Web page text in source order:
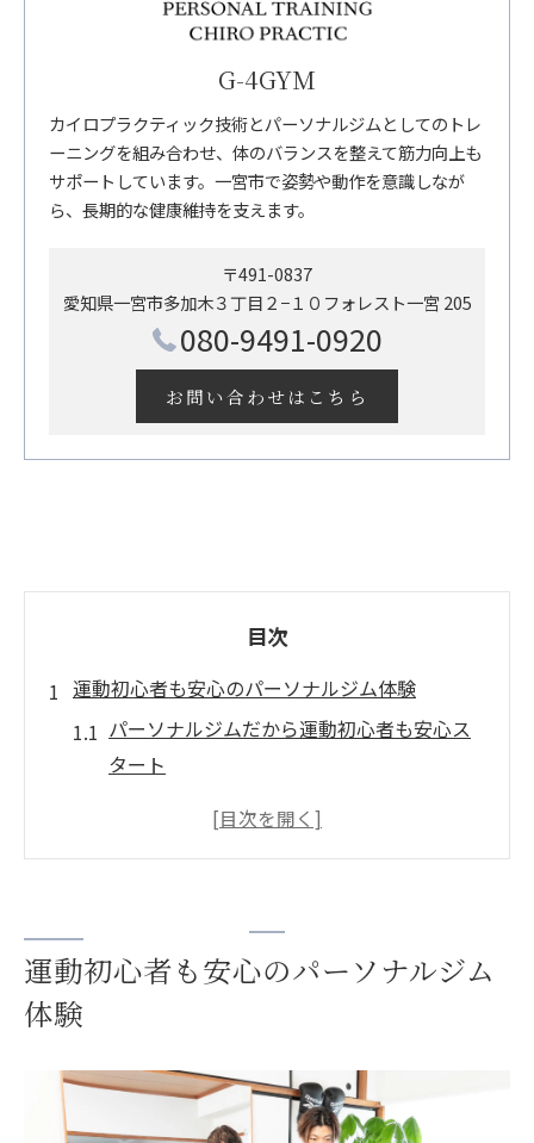
G-4GYM
カイロプラクティック技術とパーソナルジムとしてのトレ
ーニングを組み合わせ、体のバランスを整えて筋力向上も
サポートしています。一宮市で姿勢や動作を意識しなが
ら、長期的な健康維持を支えます。
〒491-0837
愛知県一宮市多加木３丁目２−１０フォレスト一宮 205
080-9491-0920
お問い合わせはこちら
目次
運動初心者も安心のパーソナルジム体験
パーソナルジムだから運動初心者も安心ス
タート
専門トレーナーが丁寧に指導する安心サポ
一宮のパーソナルジムで継続できる理由と
は
談
自重トレーニング初心者向けジムの魅力を
運動初心者も安心のパーソナルジム
体験